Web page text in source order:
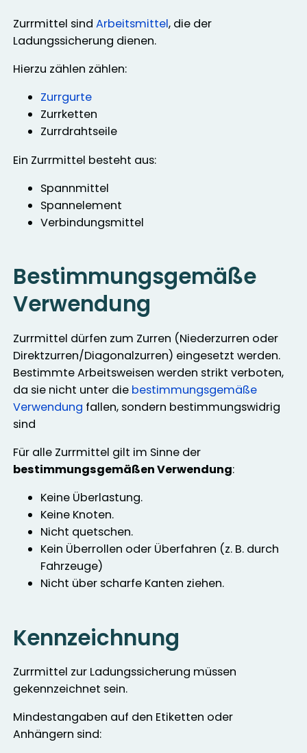
Zurrmittel sindArbeitsmittel, die der
Ladungssicherung dienen.
Hierzu zählen zählen:
Zurrgurte
Zurrketten
Zurrdrahtseile
Ein Zurrmittel besteht aus:
Spannmittel
Spannelement
Verbindungsmittel
Bestimmungsgemäße
Verwendung
Zurrmittel dürfen zum Zurren (Niederzurren oder
Direktzurren/Diagonalzurren) eingesetzt werden.
Bestimmte Arbeitsweisen werden strikt verboten,
da sie nicht unter die bestimmungsgemäße
Verwendung fallen, sondern bestimmungswidrig
sind
Für alle Zurrmittel gilt im Sinne der
bestimmungsgemäßen Verwendung:
Keine Überlastung.
Keine Knoten.
Nicht quetschen.
Kein Überrollen oder Überfahren (z. B. durch
Fahrzeuge)
Nicht über scharfe Kanten ziehen.
Kennzeichnung
Zurrmittel zur Ladungssicherung müssen
gekennzeichnet sein.
Mindestangaben auf den Etiketten oder
Anhängern sind: